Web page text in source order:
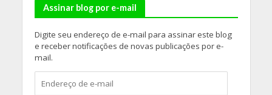
Assinar blog por e-mail
Digite seu endereço de e-mail para assinar este blog
e receber notificações de novas publicações por e-
mail.
de